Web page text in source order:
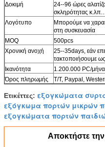
Δοκιμή
24--96 ώρες
σκληρότητας
Λογότυπο
Μπορούμε να
στη συσκευασία
MOQ
500pcs
Χρονική ανοχή
25--35days, εάν
τακτοποιήσουμε
Ικανότητα
1.200.000 PC/
Όρος πληρωμής
T/T, Paypal,
Ετικέττες: εξογκώματα
εξόγκωμα πορτών μικρών
εξογκώματα πορτών
Αποκτήστε την